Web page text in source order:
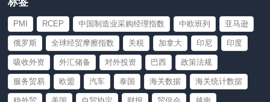
PMI RCEP 中国制造业采购经理指数 中欧班列 亚马逊
俄罗斯 全球经贸摩擦指数 关税 加拿大 印尼 印度
吸收外资 外汇储备 对外投资 巴西 政策法规
服务贸易 欧盟 汽车 泰国 海关数据 海关统计数据